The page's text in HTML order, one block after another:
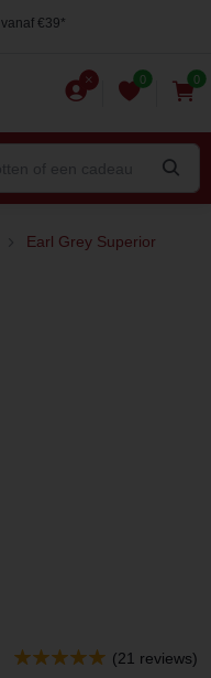
vanaf €39*
0 0
Earl Grey Superior
(21 reviews)